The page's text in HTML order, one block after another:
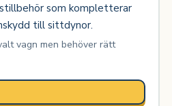
som kompletterar
till sittdynor.
vagn men behöver rätt